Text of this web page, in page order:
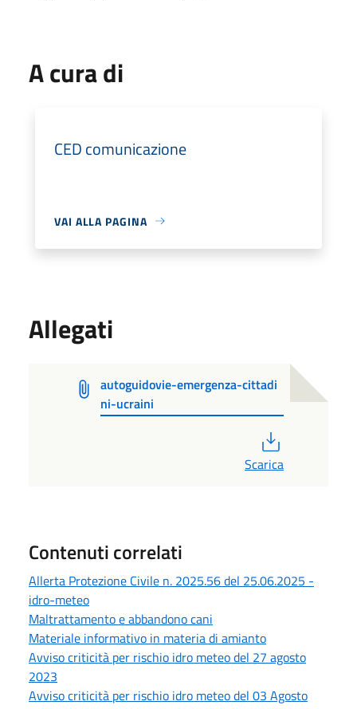
A cura di
CED comunicazione
VAI ALLA PAGINA
Allegati
autoguidovie-emergenza-cittadi
ni-ucraini
Scarica
Contenuti correlati
Allerta Protezione Civile n. 2025.56 del 25.06.2025 -
idro-meteo
Maltrattamento e abbandono cani
Materiale informativo in materia di amianto
Avviso criticità per rischio idro meteo del 27 agosto
2023
Avviso criticità per rischio idro meteo del 03 Agosto